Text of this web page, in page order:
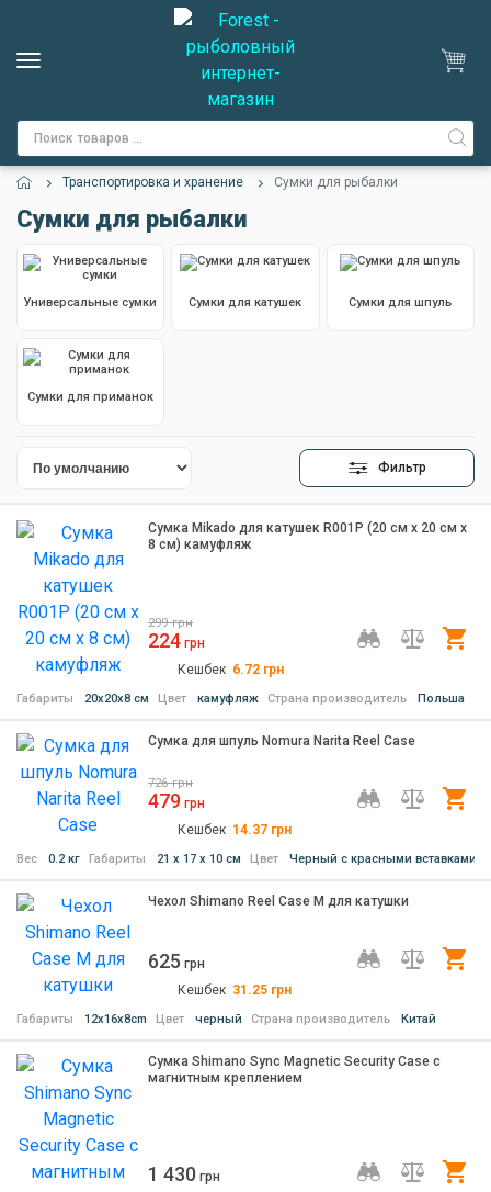
Транспортировка и хранение Сумки для рыбалки
Сумки для рыбалки
Универсальные сумки Сумки для катушек Сумки для шпуль
Сумки для приманок
Фильтр
Сумка Mikado для катушек R001P (20 см x 20 см x
8 см) камуфляж
299 грн
224 грн
Кешбек 6.72 грн
Габариты 20х20х8 см Цвет камуфляж Страна производитель Польша
Сумка для шпуль Nomura Narita Reel Case
726 грн
479 грн
Кешбек 14.37 грн
Вес 0.2 кг Габариты 21 х 17 х 10 см Цвет Черный с красными вставками
Чехол Shimano Reel Case M для катушки
625 грн
Кешбек 31.25 грн
Габариты 12x16x8cm Цвет черный Страна производитель Китай
Сумка Shimano Sync Magnetic Security Case с
магнитным креплением
1 430 грн